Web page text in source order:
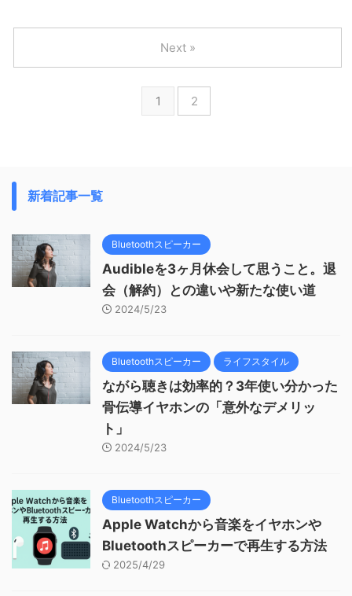
1 2
Next »
新着記事一覧
Bluetoothスピーカー
Audibleを3ヶ月休会して思うこと。退
会（解約）との違いや新たな使い道
2024/5/23
Bluetoothスピーカー ライフスタイル
ながら聴きは効率的？3年使い分かった
骨伝導イヤホンの「意外なデメリッ
ト」
2024/5/23
Bluetoothスピーカー
Apple Watchから音楽をイヤホンや
Bluetoothスピーカーで再生する方法
2025/4/29